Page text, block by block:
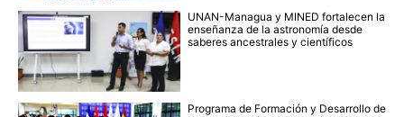
UNAN-Managua y MINED fortalecen la
enseñanza de la astronomía desde
saberes ancestrales y científicos
Programa de Formación y Desarrollo de